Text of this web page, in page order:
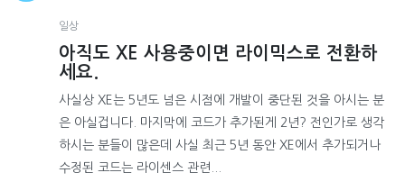
일상
아직도 XE 사용중이면 라이믹스로 전환하
세요.
사실상 XE는 5년도 넘은 시점에 개발이 중단된 것을 아시는 분
은 아실겁니다. 마지막에 코드가 추가된게 2년? 전인가로 생각
하시는 분들이 많은데 사실 최근 5년 동안 XE에서 추가되거나
수정된 코드는 라이센스 관련...